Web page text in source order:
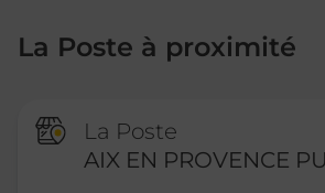
La Poste à proximité
La Poste
AIX EN PROVENCE